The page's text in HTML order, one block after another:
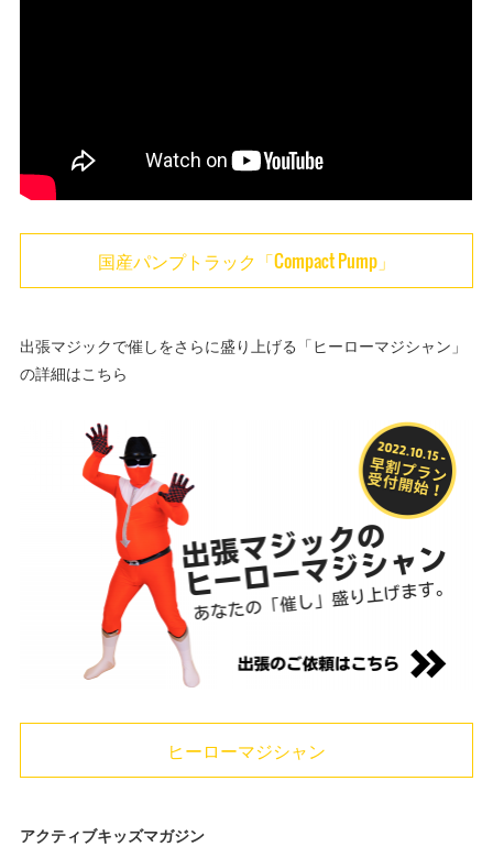
国産パンプトラック「Compact Pump」
出張マジックで催しをさらに盛り上げる「ヒーローマジシャン」
の詳細はこちら
ヒーローマジシャン
アクティブキッズマガジン